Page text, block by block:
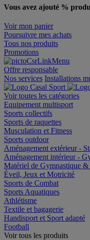
Vous avez ajouté %
Voir mon panier
Poursuivre mes achats
Tous nos produits
Promotions
Offre responsable
Nos services Installations
Voir toutes les catégories
Equipement multisport
Sports collectifs
Sports de raquettes
Musculation et Fitness
Sports outdoor
Aménagement extérieur -
Aménagement intérieur -
Matériel de Gymnastique
Éveil, Jeux et Motricité
Sports de Combat
Sports Aquatiques
Athlétisme
Textile et bagagerie
Handisport et Sport adapté
Football
Voir tous les produits